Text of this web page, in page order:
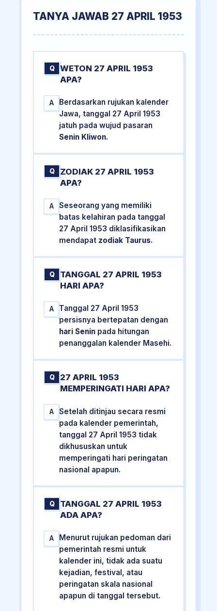
TANYA JAWAB 27 APRIL 1953
Q
WETON 27 APRIL 1953
APA?
A
Berdasarkan rujukan kalender
Jawa, tanggal 27 April 1953
jatuh pada wujud pasaran
Senin Kliwon.
Q
ZODIAK 27 APRIL 1953
APA?
A
Seseorang yang memiliki
batas kelahiran pada tanggal
27 April 1953 diklasifikasikan
mendapat zodiak Taurus.
Q
TANGGAL 27 APRIL 1953
HARI APA?
A
Tanggal 27 April 1953
persisnya bertepatan dengan
hari Senin pada hitungan
penanggalan kalender Masehi.
Q
27 APRIL 1953
MEMPERINGATI HARI APA?
A
Setelah ditinjau secara resmi
pada kalender pemerintah,
tanggal 27 April 1953 tidak
dikhususkan untuk
memperingati hari peringatan
nasional apapun.
Q
TANGGAL 27 APRIL 1953
ADA APA?
A
Menurut rujukan pedoman dari
pemerintah resmi untuk
kalender ini, tidak ada suatu
kejadian, festival, atau
peringatan skala nasional
apapun di tanggal tersebut.